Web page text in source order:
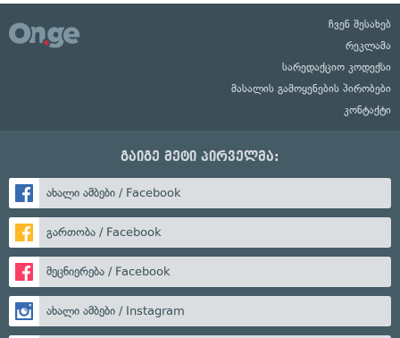
ჩვენ შესახებ
რეკლამა
სარედაქციო კოდექსი
მასალის გამოყენების პირობები
კონტაქტი
გაიგე მეტი პირველმა:
ახალი ამბები / Facebook
გართობა / Facebook
მეცნიერება / Facebook
ახალი ამბები / Instagram